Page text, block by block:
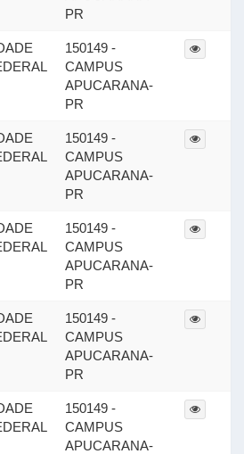
PR
150149 -
CAMPUS
APUCARANA-
PR
150149 -
CAMPUS
APUCARANA-
PR
150149 -
CAMPUS
APUCARANA-
PR
150149 -
CAMPUS
APUCARANA-
PR
150149 -
CAMPUS
APUCARANA-